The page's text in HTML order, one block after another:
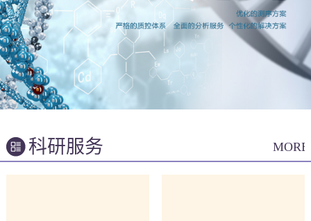
科研服务 MORE